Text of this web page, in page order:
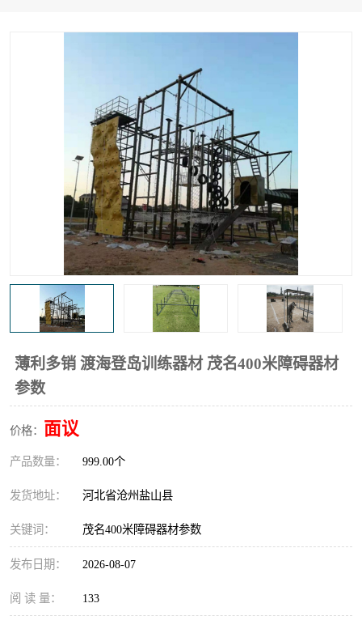
薄利多销 渡海登岛训练器材 茂名400米障碍器材
参数
价格： 面议
产品数量： 999.00个
发货地址： 河北省沧州盐山县
关键词： 茂名400米障碍器材参数
发布日期： 2026-08-07
阅 读 量： 133